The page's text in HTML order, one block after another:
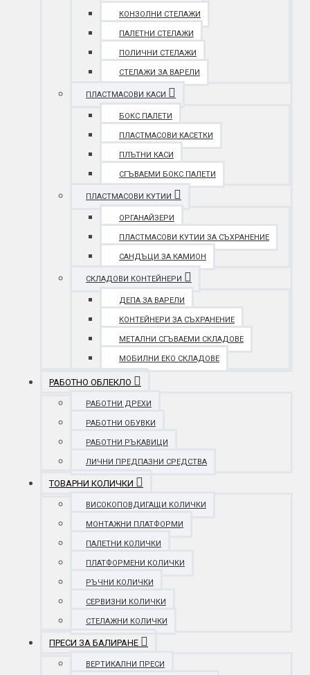
КОНЗОЛНИ СТЕЛАЖИ
ПАЛЕТНИ СТЕЛАЖИ
ПОЛИЧНИ СТЕЛАЖИ
СТЕЛАЖИ ЗА ВАРЕЛИ
ПЛАСТМАСОВИ КАСИ
БОКС ПАЛЕТИ
ПЛАСТМАСОВИ КАСЕТКИ
ПЛЪТНИ КАСИ
СГЪВАЕМИ БОКС ПАЛЕТИ
ПЛАСТМАСОВИ КУТИИ
ОРГАНАЙЗЕРИ
ПЛАСТМАСОВИ КУТИИ ЗА СЪХРАНЕНИЕ
САНДЪЦИ ЗА КАМИОН
СКЛАДОВИ КОНТЕЙНЕРИ
ДЕПА ЗА ВАРЕЛИ
КОНТЕЙНЕРИ ЗА СЪХРАНЕНИЕ
МЕТАЛНИ СГЪВАЕМИ СКЛАДОВЕ
МОБИЛНИ ЕКО СКЛАДОВЕ
РАБОТНО ОБЛЕКЛО
РАБОТНИ ДРЕХИ
РАБОТНИ ОБУВКИ
РАБОТНИ РЪКАВИЦИ
ЛИЧНИ ПРЕДПАЗНИ СРЕДСТВА
ТОВАРНИ КОЛИЧКИ
ВИСОКОПОВДИГАЩИ КОЛИЧКИ
МОНТАЖНИ ПЛАТФОРМИ
ПАЛЕТНИ КОЛИЧКИ
ПЛАТФОРМЕНИ КОЛИЧКИ
РЪЧНИ КОЛИЧКИ
СЕРВИЗНИ КОЛИЧКИ
СТЕЛАЖНИ КОЛИЧКИ
ПРЕСИ ЗА БАЛИРАНЕ
ВЕРТИКАЛНИ ПРЕСИ